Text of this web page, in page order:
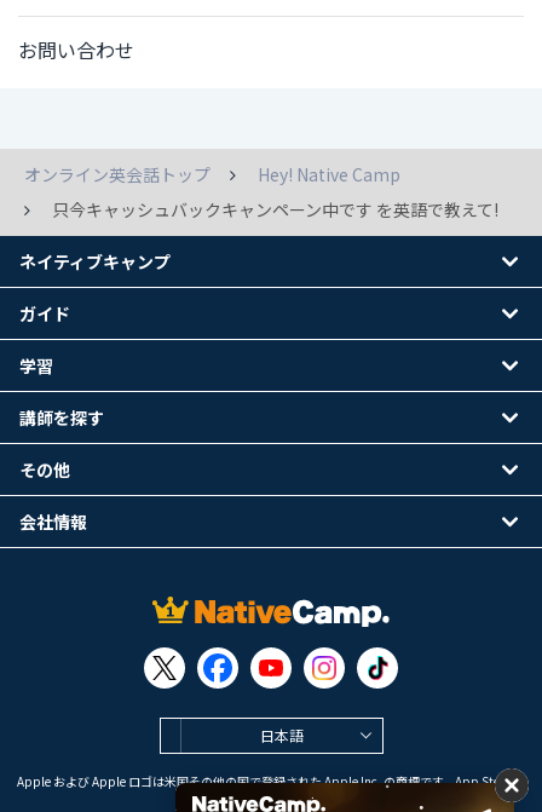
お問い合わせ
オンライン英会話トップ
Hey! Native Camp
只今キャッシュバックキャンペーン中です を英語で教えて!
日本語
Apple および Apple ロゴは米国その他の国で登録された Apple Inc. の商標です。App Store は
Apple Inc. のサービスマークです。
ネイティブキャンプ
ガイド
学習
講師を探す
その他
会社情報